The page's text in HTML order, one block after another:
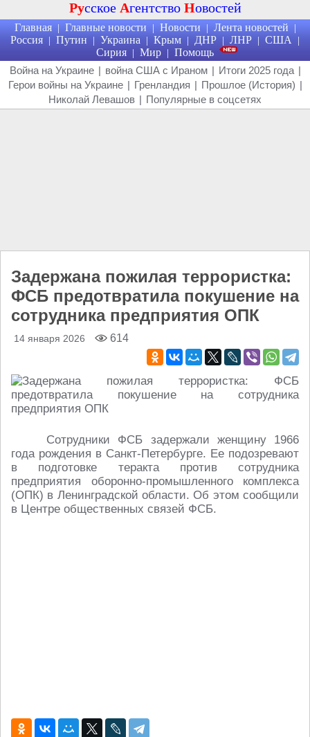
Русское Агентство Новостей
Главная | Главные новости | Новости | Лента новостей |
Россия | Путин | Украина | Крым | ДНР | ЛНР | США |
Сирия | Мир | Помощь
Война на Украине | война США с Ираном | Итоги 2025 года |
Герои войны на Украине | Гренландия | Прошлое (История) |
Николай Левашов | Популярные в соцсетях
Задержана пожилая террористка:
ФСБ предотвратила покушение на
сотрудника предприятия ОПК
14 января 2026 614
Сотрудники ФСБ задержали женщину 1966
года рождения в Санкт-Петербурге. Ее подозревают
в подготовке теракта против сотрудника
предприятия оборонно-промышленного комплекса
(ОПК) в Ленинградской области. Об этом сообщили
в Центре общественных связей ФСБ.